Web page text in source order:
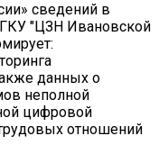
сведений в
"ЦЗН Ивановской
данных о
неполной
цифровой
отношений